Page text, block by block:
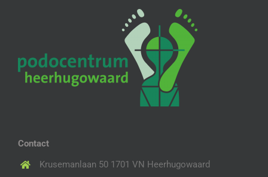
Contact
Krusemanlaan 50 1701 VN Heerhugowaard